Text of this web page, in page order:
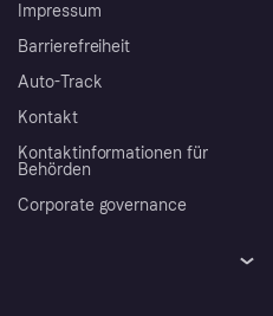
Impressum
Barrierefreiheit
Auto-Track
Kontakt
Kontaktinformationen für
Behörden
Corporate governance